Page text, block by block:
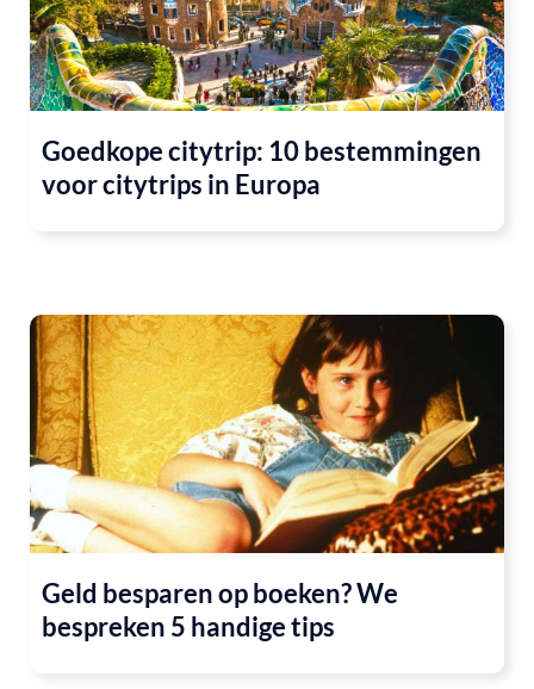
Goedkope citytrip: 10 bestemmingen
voor citytrips in Europa
Geld besparen op boeken? We
bespreken 5 handige tips